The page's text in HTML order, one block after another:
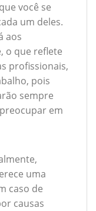
você se
um deles.
aos
o que reflete
profissionais,
pois
sempre
em
uma
caso de
causas